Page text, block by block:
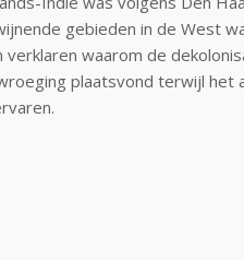
gebieden in de West
verklaren waarom de
plaatsvond terwijl het